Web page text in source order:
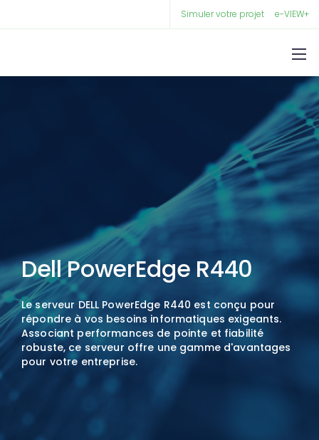
Simuler votre projet e-VIEW+
Dell PowerEdge R440
Le serveur DELL PowerEdge R440 est conçu pour
répondre à vos besoins informatiques exigeants.
Associant performances de pointe et fiabilité
robuste, ce serveur offre une gamme d'avantages
pour votre entreprise.